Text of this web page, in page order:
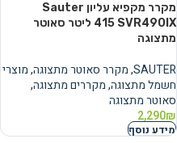
מקרר מקפיא עליון Sauter
SVR490IX ‏415 ‏ליטר סאוטר
מתצוגה
SAUTER
,מקרר סאוטר מתצוגה,מוצרי
חשמל מתצוגה,מקררים מתצוגה,
סאוטר מתצוגה
2,290₪
מידע נוסף